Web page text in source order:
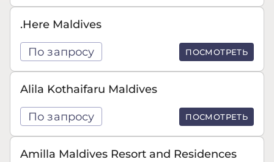
.Here Maldives
По запросу ПОСМОТРЕТЬ
Alila Kothaifaru Maldives
По запросу ПОСМОТРЕТЬ
Amilla Maldives Resort and Residences